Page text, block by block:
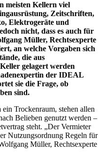
meisten Kellern viel
Zeitschriften,
Elektrogeräte und
nicht, dass es auch für
Müller, Rechtsexperte
an welche Vorgaben sich
die aus
gelagert werden
der IDEAL
sie die Frage, ob
sind.
Trockenraum, stehen allen
Belieben genutzt werden –
steht. „Der Vermieter
Nutzungsordnung Regeln für
Müller, Rechtsexperte